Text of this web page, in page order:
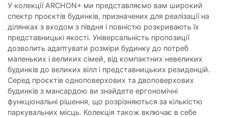
У колекції ARCHON+ ми представляємо вам широкий
спектр проєктів будинків, призначених для реалізації на
ділянках з входом з півдня і повністю розкривають їх
представницькі якості. Універсальність пропозиції
дозволить адаптувати розміри будинку до потреб
маленьких і великих сімей, від компактних невеликих
будинків до великих вілл і представницьких резиденцій.
Серед проєктів одноповерхових та двоповерхових
будинків з мансардою ви знайдете ергономічні
функціональні рішення, що розрізняються за кількістю
паркувальних місць. Колекція також включає в себе